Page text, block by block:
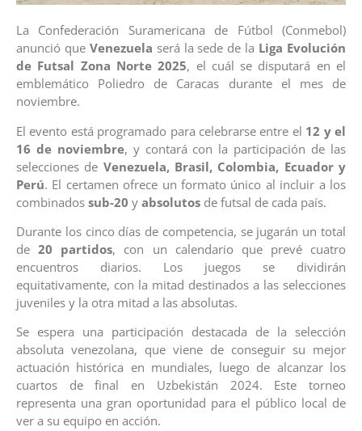
La Confederación Suramericana de Fútbol (Conmebol)
anunció que Venezuela será la sede de la Liga Evolución
de Futsal Zona Norte 2025, el cuál se disputará en el
emblemático Poliedro de Caracas durante el mes de
noviembre.
El evento está programado para celebrarse entre el 12 y el
16 de noviembre, y contará con la participación de las
selecciones de Venezuela, Brasil, Colombia, Ecuador y
Perú. El certamen ofrece un formato único al incluir a los
combinados sub-20 y absolutos de futsal de cada país.
Durante los cinco días de competencia, se jugarán un total
de20 partidos, con un calendario que prevé cuatro
encuentros diarios. Los juegos se dividirán
equitativamente, con la mitad destinados a las selecciones
juveniles y la otra mitad a las absolutas.
Se espera una participación destacada de la selección
absoluta venezolana, que viene de conseguir su mejor
actuación histórica en mundiales, luego de alcanzar los
cuartos de final en Uzbekistán 2024. Este torneo
representa una gran oportunidad para el público local de
ver a su equipo en acción.